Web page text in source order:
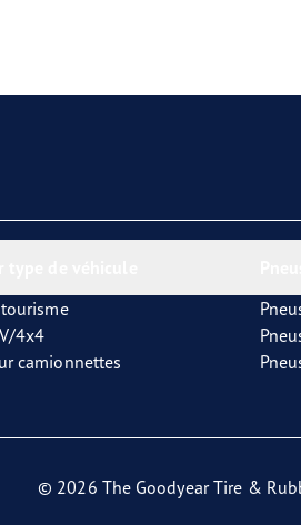
4x4
camionnettes
© 2026 The Goodyear Tire &